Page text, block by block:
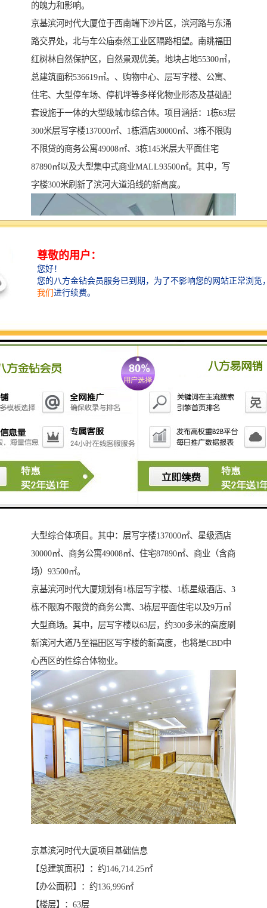
的魄力和影响。
京基滨河时代大厦位于西南端下沙片区，滨河路与东涌
路交界处，北与车公庙泰然工业区隔路相望。南眺福田
红树林自然保护区，自然景观优美。地块占地55300㎡，
总建筑面积536619㎡。、购物中心、层写字楼、公寓、
住宅、大型停车场、停机坪等多样化物业形态及基础配
套设施于一体的大型级城市综合体。项目涵括：1栋63层
300米层写字楼137000㎡、1栋酒店30000㎡、3栋不限购
不限贷的商务公寓49008㎡、3栋145米层大平面住宅
87890㎡以及大型集中式商业MALL93500㎡。其中，写
字楼300米刷新了滨河大道沿线的新高度。
京基滨河时代大厦位于福田区西南端，项目西南侧与历
史悠久的古村相邻，且西南方距项目约600米为深圳市的
城市湿地——红树林自然保护区，东侧与高新创业园接
壤，可快速进入香蜜湖路，北侧紧邻滨河大道，西侧可
快速到达京港澳高速。同时，项目北规划有大型公交车
站台。规划的地 铁7号线、9号线和11号线均经过该项
目，是未来三条汇聚的综合体项目。
大型综合体项目。其中：层写字楼137000㎡、星级酒店
30000㎡、商务公寓49008㎡、住宅87890㎡、商业（含商
场）93500㎡。
京基滨河时代大厦规划有1栋层写字楼、1栋星级酒店、3
栋不限购不限贷的商务公寓、3栋层平面住宅以及9万㎡
大型商场。其中，层写字楼以63层，约300多米的高度刷
新滨河大道乃至福田区写字楼的新高度，也将是CBD中
心西区的性综合体物业。
京基滨河时代大厦项目基础信息
【总建筑面积】：约146,714.25㎡
【办公面积】：约136,996㎡
【楼层】：63层